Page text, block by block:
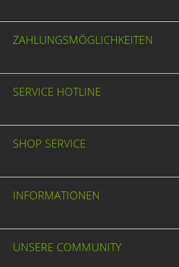
ZAHLUNGSMÖGLICHKEITEN
SERVICE HOTLINE
SHOP SERVICE
INFORMATIONEN
UNSERE COMMUNITY